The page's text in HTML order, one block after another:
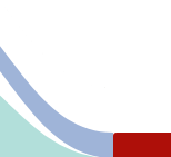
2024